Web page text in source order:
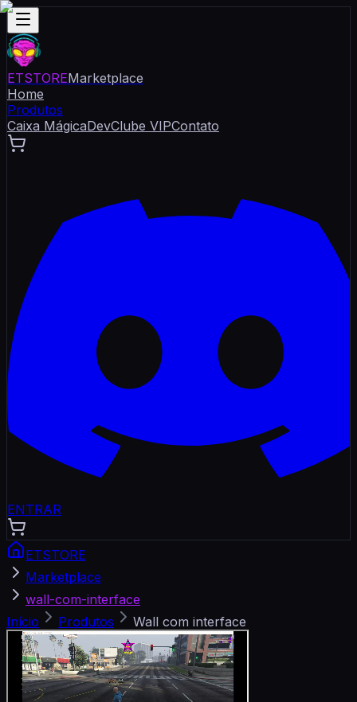
ETSTOREMarketplace
Home
Produtos
Caixa MágicaDevClube VIPContato
ENTRAR
ETSTORE
Marketplace
wall-com-interface
Início
Produtos Wall com interface